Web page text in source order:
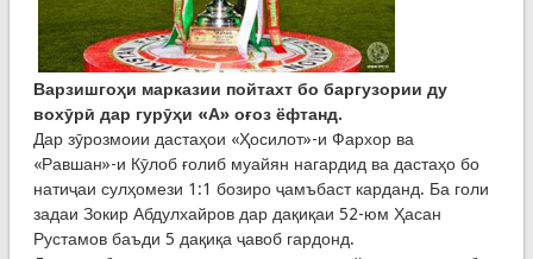
Варзишгоҳи марказии пойтахт бо баргузории ду
вохӯрӣ дар гурӯҳи «А» оғоз ёфтанд.
Дар зӯрозмоии дастаҳои «Ҳосилот»-и Фархор ва
«Равшан»-и Кӯлоб ғолиб муайян нагардид ва дастаҳо бо
натиҷаи сулҳомези 1:1 бозиро ҷамъбаст карданд. Ба голи
задаи Зокир Абдулхайров дар дақиқаи 52-юм Ҳасан
Рустамов баъди 5 дақиқа ҷавоб гардонд.